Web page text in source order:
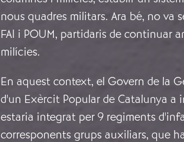
nous quadres militars. Ara bé, no va
FAI i POUM, partidaris de continuar
milícies.
En aquest context, el Govern de la
d'un Exèrcit Popular de Catalunya a
estaria integrat per 9 regiments
corresponents grups auxiliars, que